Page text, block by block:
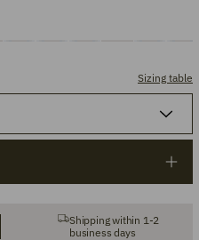
Sizing table
Shipping within 1-2
business days